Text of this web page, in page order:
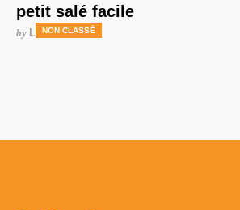
NON CLASSÉ
petit salé facile
by LAURENCE